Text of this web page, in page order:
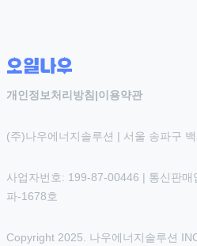
개인정보처리방침|이용약관
(주)나우에너지솔루션 | 서울 송파구
사업자번호: 199-87-00446 | 통신판매
파-1678호
Copyright 2025. 나우에너지솔루션